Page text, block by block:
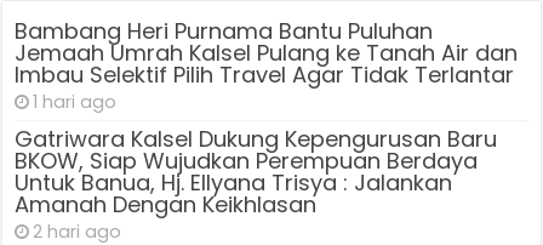
Bambang Heri Purnama Bantu Puluhan
Jemaah Umrah Kalsel Pulang ke Tanah Air dan
Imbau Selektif Pilih Travel Agar Tidak Terlantar
1 hari ago
Gatriwara Kalsel Dukung Kepengurusan Baru
BKOW, Siap Wujudkan Perempuan Berdaya
Untuk Banua, Hj. Ellyana Trisya : Jalankan
Amanah Dengan Keikhlasan
2 hari ago